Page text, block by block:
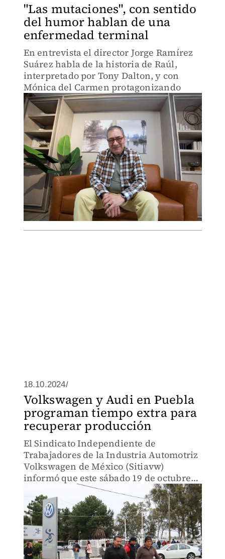
"Las mutaciones", con sentido
del humor hablan de una
enfermedad terminal
En entrevista el director Jorge Ramírez
Suárez habla de la historia de Raúl,
interpretado por Tony Dalton, y con
Mónica del Carmen protagonizando
18.10.2024/
Volkswagen y Audi en Puebla
programan tiempo extra para
recuperar producción
El Sindicato Independiente de
Trabajadores de la Industria Automotriz
Volkswagen de México (Sitiavw)
informó que este sábado 19 de octubre
habrá una jornada extra.